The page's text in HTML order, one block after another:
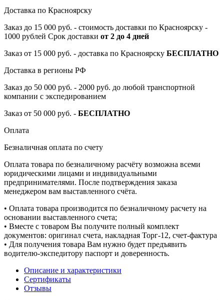
Доставка по Красноярску
Заказ до 15 000 руб. - стоимость доставки по Красноярску -
1000 рублей Срок доставки от 2 до 4 дней
Заказ от 15 000 руб. - доставка по Красноярску БЕСПЛАТНО
Доставка в регионы РФ
Заказ до 50 000 руб. - 2000 руб. до любой транспортной
компании с экспедированием
Заказ от 50 000 руб. - БЕСПЛАТНО
Оплата
Безналичная оплата по счету
Оплата товара по безналичному расчёту возможна всеми
юридическими лицами и индивидуальными
предпринимателями. После подтверждения заказа
менеджером вам выставленного счёта.
• Оплата товара производится по безналичному расчету на
основании выставленного счета;
• Вместе с товаром Вы получите полный комплект
документов: оригинал счета, накладная Торг-12, счет-фактура
• Для получения товара Вам нужно будет предъявить
водителю-экспедитору паспорт и доверенность.
Описание и характеристики
Сертификаты
Отзывы